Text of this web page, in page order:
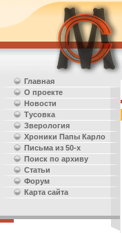
Главная
О проекте
Новости
Тусовка
Зверология
Хроники Папы Карло
Письма из 50-х
Поиск по архиву
Статьи
Форум
Карта сайта